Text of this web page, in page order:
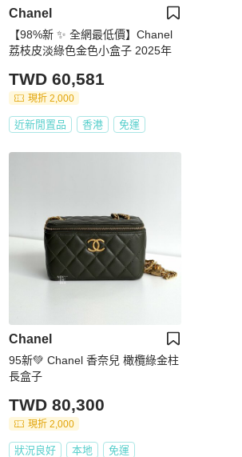
Chanel
【98%新 ✨ 全網最低價】Chanel
荔枝皮淡綠色金色小盒子 2025年
TWD 60,581
現折 2,000
近新閒置品 香港 免運
Chanel
95新💚 Chanel 香奈兒 橄欖綠金柱
長盒子
TWD 80,300
現折 2,000
狀況良好 本地 免運